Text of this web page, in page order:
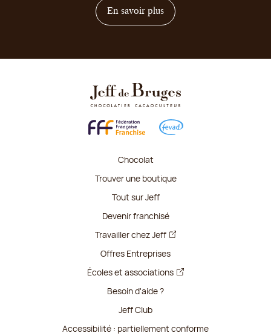
En savoir plussur comment devenir
Chocolat
Trouver une boutique
Tout sur Jeff
Devenir franchisé
Travailler chez Jeff
Offres Entreprises
Écoles et associations
Besoin d'aide ?
Jeff Club
Accessibilité : partiellement conforme